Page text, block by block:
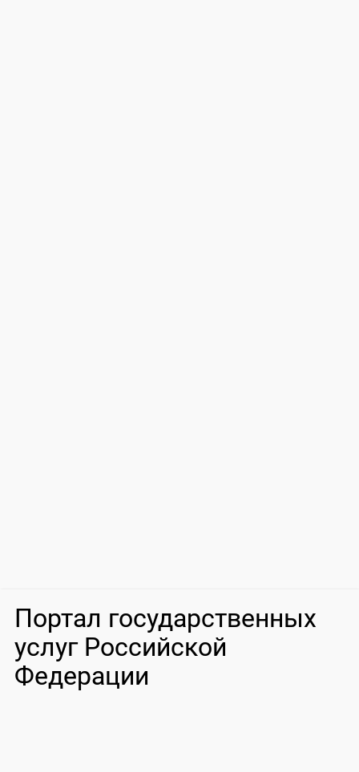
Портал государственных
услуг Российской
Федерации